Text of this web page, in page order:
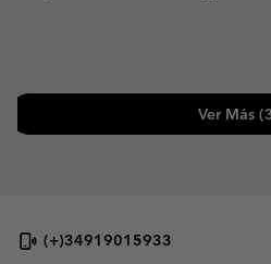
Ver Más
(+)34919015933